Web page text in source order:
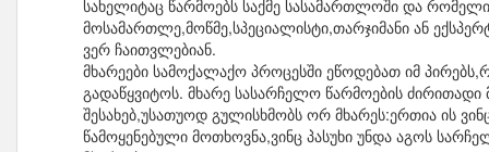
სახელიტაც წარმოებს საქმე სასამართლოში და
მოსამართლე,მოწმე,სპეციალისტი,თარჯიმანი ან
ვერ ჩაითვლებიან.
მხარეები სამოქალაქო პროცესში ეწოდებათ იმ
გადაწყვიტოს. მხარე სასარჩელო წარმოების
შესახებ,უსათუოდ გულისხმობს ორ მხარეს:ერთია ის
წამოყენებული მოთხოვნა,ვინც პასუხი უნდა აგოს